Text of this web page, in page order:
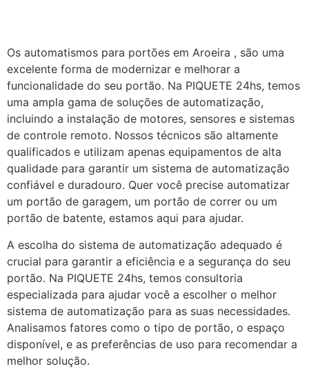
Os automatismos para portões em Aroeira , são uma
excelente forma de modernizar e melhorar a
funcionalidade do seu portão. Na PIQUETE 24hs, temos
uma ampla gama de soluções de automatização,
incluindo a instalação de motores, sensores e sistemas
de controle remoto. Nossos técnicos são altamente
qualificados e utilizam apenas equipamentos de alta
qualidade para garantir um sistema de automatização
confiável e duradouro. Quer você precise automatizar
um portão de garagem, um portão de correr ou um
portão de batente, estamos aqui para ajudar.
A escolha do sistema de automatização adequado é
crucial para garantir a eficiência e a segurança do seu
portão. Na PIQUETE 24hs, temos consultoria
especializada para ajudar você a escolher o melhor
sistema de automatização para as suas necessidades.
Analisamos fatores como o tipo de portão, o espaço
disponível, e as preferências de uso para recomendar a
melhor solução.